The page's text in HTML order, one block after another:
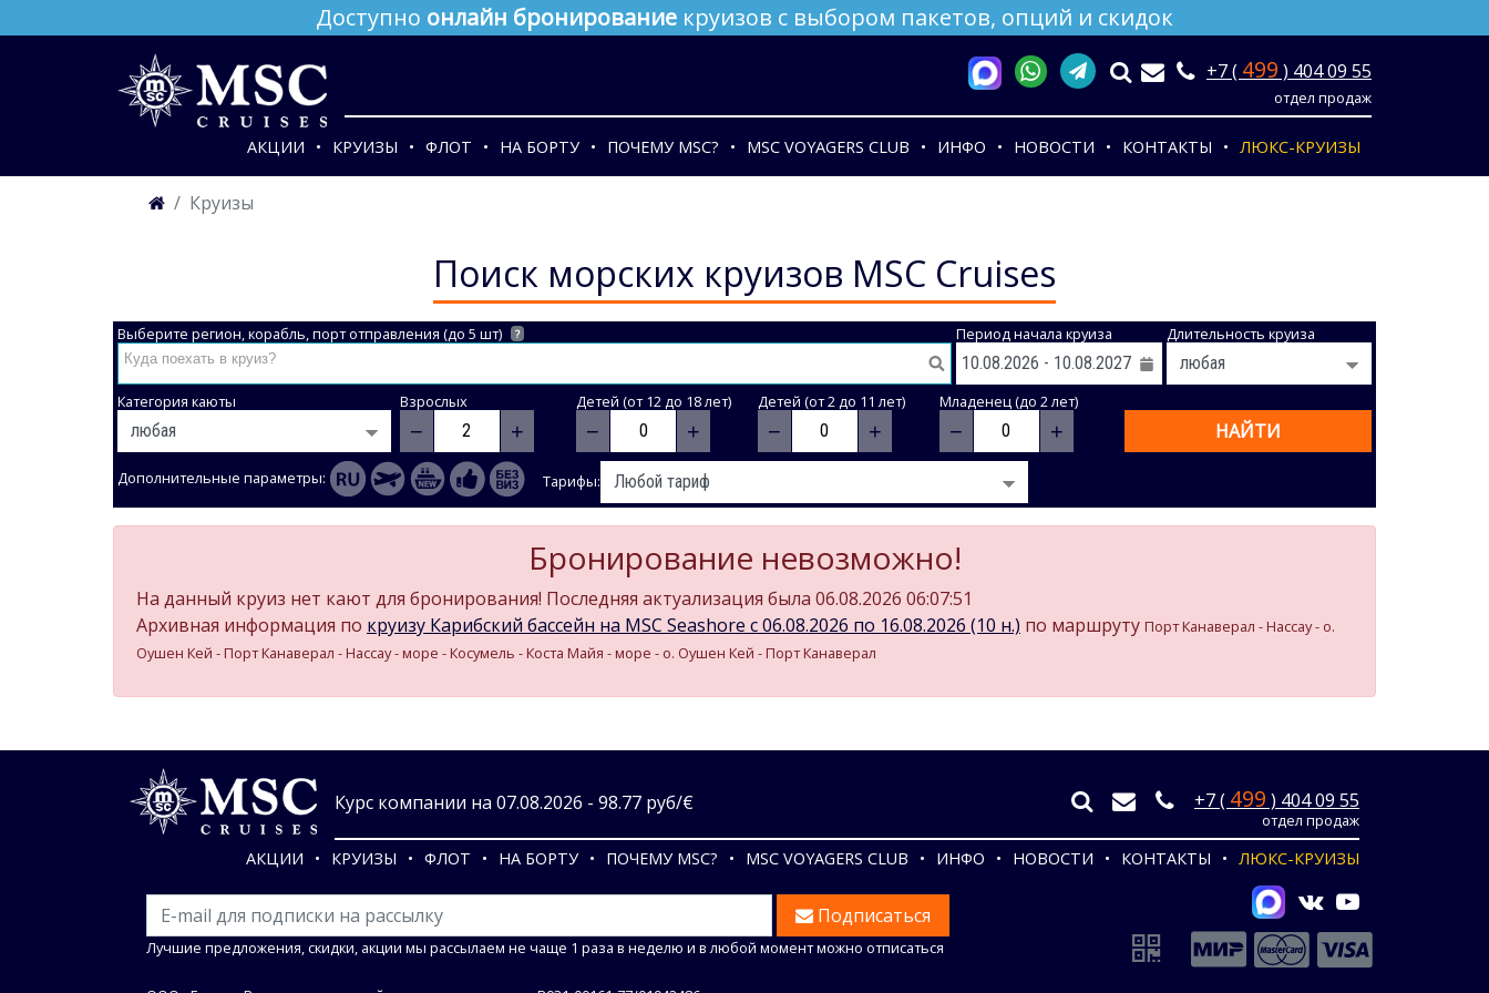
Доступно онлайн бронирование круизов с выбором пакетов, опций и скидок
+7 ( 499 ) 404 09 55
отдел продаж
АКЦИИ КРУИЗЫ ФЛОТ НА БОРТУ ПОЧЕМУ MSC? MSC VOYAGERS CLUB ИНФО НОВОСТИ КОНТАКТЫ ЛЮКС-КРУИЗЫ
Круизы
Поиск морских круизов MSC Cruises
Выберите регион, корабль, порт отправления (до 5 шт) ? Период начала круиза Длительность круиза
Категория каюты Взрослых
− +
Детей (от 12 до 18 лет)
− +
Детей (от 2 до 11 лет)
− +
Младенец (до 2 лет)
− + НАЙТИ
Дополнительные параметры: Тарифы:
Бронирование невозможно!
На данный круиз нет кают для бронирования! Последняя актуализация была 06.08.2026 06:07:51
Архивная информация по круизу Карибский бассейн на MSC Seashore c 06.08.2026 по 16.08.2026 (10 н.) по маршруту Порт Канаверал - Нассау - о.
Оушен Кей - Порт Канаверал - Нассау - море - Косумель - Коста Майя - море - о. Оушен Кей - Порт Канаверал
Курс компании на 07.08.2026 - 98.77 руб/€ +7 ( 499 ) 404 09 55
отдел продаж
АКЦИИ КРУИЗЫ ФЛОТ НА БОРТУ ПОЧЕМУ MSC? MSC VOYAGERS CLUB ИНФО НОВОСТИ КОНТАКТЫ ЛЮКС-КРУИЗЫ
Подписаться
Лучшие предложения, скидки, акции мы рассылаем не чаще 1 раза в неделю и в любой момент можно отписаться